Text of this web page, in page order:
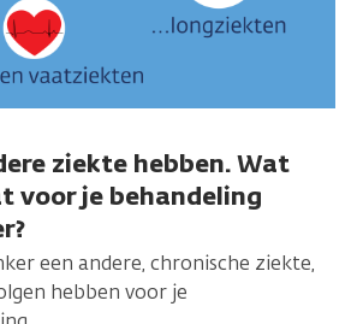
ziekte hebben. Wat
voor je behandeling
een andere, chronische ziekte,
hebben voor je